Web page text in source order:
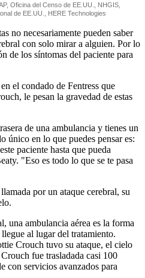
no necesariamente pueden saber
con solo mirar a alguien. Por lo
de los síntomas del paciente para
el condado de Fentress que
le pesan la gravedad de estas
de una ambulancia y tienes un
único en lo que puedes pensar es:
paciente hasta que pueda
"Eso es todo lo que se te pasa
por un ataque cerebral, su
una ambulancia aérea es la forma
al lugar del tratamiento.
Crouch tuvo su ataque, el cielo
fue trasladada casi 100
con servicios avanzados para